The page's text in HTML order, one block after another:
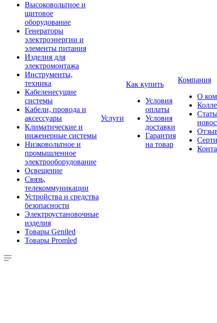
Высоковольтное и
щитовое
оборудование
Генераторы
электроэнергии и
элементы питания
Изделия для
электромонтажа
Инструменты,
техника
Кабеленесущие
системы
Кабели, провода и
аксессуары
Климатические и
инженерные системы
Низковольтное и
промышленное
электрооборудование
Освещение
Связь,
телекоммуникации
Устройства и средства
безопасности
Электроустановочные
изделия
Товары Geniled
Товары Promled
Услуги
Как купить
Условия
оплаты
Условия
доставки
Гарантия
на товар
Компания
О